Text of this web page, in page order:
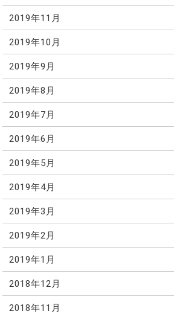
2019年11月
2019年10月
2019年9月
2019年8月
2019年7月
2019年6月
2019年5月
2019年4月
2019年3月
2019年2月
2019年1月
2018年12月
2018年11月